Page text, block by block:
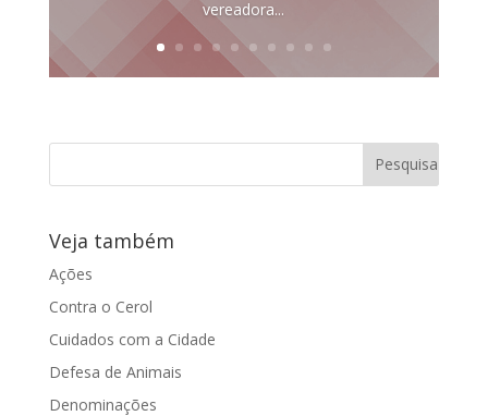
vereadora...
Veja também
Ações
Contra o Cerol
Cuidados com a Cidade
Defesa de Animais
Denominações